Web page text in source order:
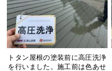
トタン屋根の塗装前に高圧洗浄
を行いました。施工前は色あせ